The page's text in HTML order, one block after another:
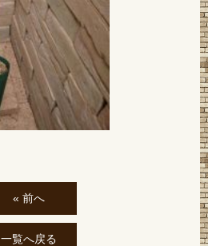
« 前へ
一覧へ戻る